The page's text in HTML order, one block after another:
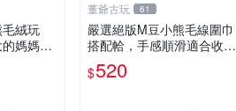
絨玩
媽媽聖
兒童
董爺古玩 61
嚴選絕版M豆小熊毛線圍巾
搭配帢，手感順滑適合收藏
絕版M豆小熊、圍巾、毛線
帢 經典好搭
$520